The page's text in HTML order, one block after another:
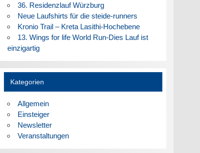
36. Residenzlauf Würzburg
Neue Laufshirts für die steide-runners
Kronio Trail – Kreta Lasithi-Hochebene
13. Wings for life World Run-Dies Lauf ist
einzigartig
Kategorien
Allgemein
Einsteiger
Newsletter
Veranstaltungen